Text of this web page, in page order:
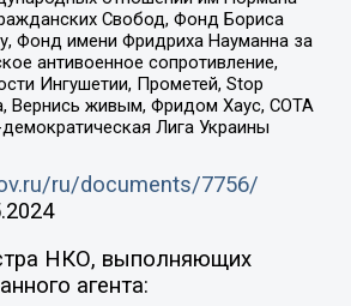
Свобод, Фонд Бориса
Фонд имени Фридриха Науманна за
антивоенное сопротивление,
Ингушетии, Прометей, Stop
Вернись живым, Фридом Хаус, СОТА
Лига Украины
ru/documents/7756/
НКО, выполняющих
агента: